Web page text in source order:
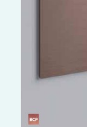
€ 337,51